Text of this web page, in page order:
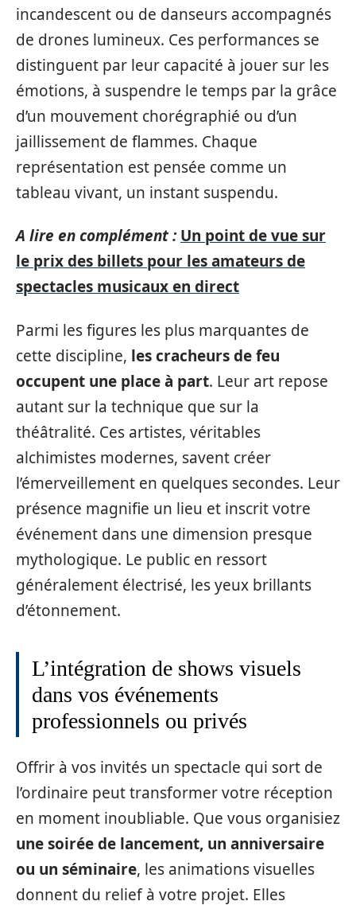
incandescent ou de danseurs accompagnés
de drones lumineux. Ces performances se
distinguent par leur capacité à jouer sur les
émotions, à suspendre le temps par la grâce
d’un mouvement chorégraphié ou d’un
jaillissement de flammes. Chaque
représentation est pensée comme un
tableau vivant, un instant suspendu.
A lire en complément : Un point de vue sur
le prix des billets pour les amateurs de
spectacles musicaux en direct
Parmi les figures les plus marquantes de
cette discipline, les cracheurs de feu
occupent une place à part. Leur art repose
autant sur la technique que sur la
théâtralité. Ces artistes, véritables
alchimistes modernes, savent créer
l’émerveillement en quelques secondes. Leur
présence magnifie un lieu et inscrit votre
événement dans une dimension presque
mythologique. Le public en ressort
généralement électrisé, les yeux brillants
d’étonnement.
L’intégration de shows visuels
dans vos événements
professionnels ou privés
Offrir à vos invités un spectacle qui sort de
l’ordinaire peut transformer votre réception
en moment inoubliable. Que vous organisiez
une soirée de lancement, un anniversaire
ou un séminaire, les animations visuelles
donnent du relief à votre projet. Elles